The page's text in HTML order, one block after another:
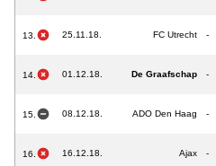
13. 25.11.18. FC Utrecht -
14. 01.12.18. De Graafschap -
15. 08.12.18. ADO Den Haag -
16. 16.12.18. Ajax -